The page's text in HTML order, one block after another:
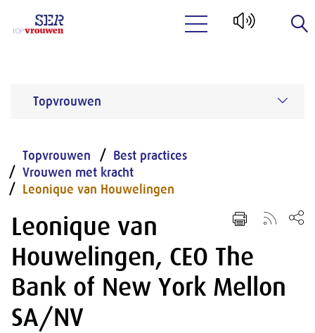
Topvrouwen
Topvrouwen
Best practices
Vrouwen met kracht
Leonique van Houwelingen
Leonique van
Houwelingen, CEO The
Bank of New York Mellon
SA/NV